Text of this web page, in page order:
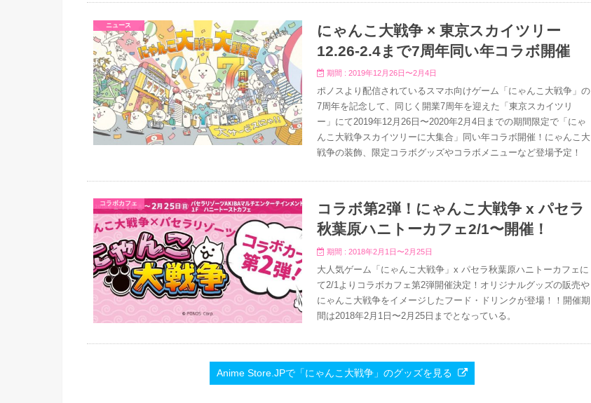
ニュース
にゃんこ大戦争 × 東京スカイツリー
12.26-2.4まで7周年同い年コラボ開催
期間 : 2019年12月26日〜2月4日
ポノスより配信されているスマホ向けゲーム「にゃんこ大戦争」の
7周年を記念して、同じく開業7周年を迎えた「東京スカイツリ
ー」にて2019年12月26日〜2020年2月4日までの期間限定で「にゃ
んこ大戦争スカイツリーに大集合」同い年コラボ開催！にゃんこ大
戦争の装飾、限定コラボグッズやコラボメニューなど登場予定！
コラボカフェ
コラボ第2弾！にゃんこ大戦争 x パセラ
秋葉原ハニトーカフェ2/1〜開催！
期間 : 2018年2月1日〜2月25日
大人気ゲーム「にゃんこ大戦争」x パセラ秋葉原ハニトーカフェに
て2/1よりコラボカフェ第2弾開催決定！オリジナルグッズの販売や
にゃんこ大戦争をイメージしたフード・ドリンクが登場！！開催期
間は2018年2月1日〜2月25日までとなっている。
Anime Store.JPで「にゃんこ大戦争」のグッズを見る